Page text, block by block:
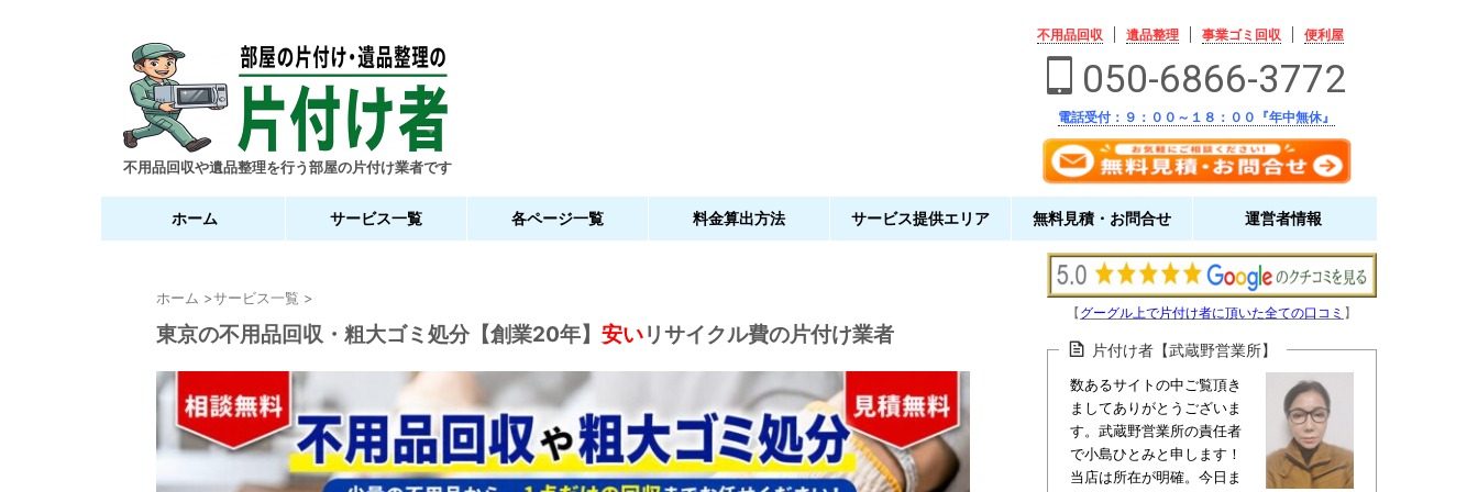
不用品回収や遺品整理を行う部屋の片付け業者です
不用品回収 遺品整理 事業ゴミ回収 便利屋
050-6866-3772
電話受付：９：００～１８：００『年中無休』
ホーム サービス一覧 各ページ一覧 料金算出方法 サービス提供エリア 無料見積・お問合せ 運営者情報
ホーム >サービス一覧 >
東京の不用品回収・粗大ゴミ処分【創業20年】 安いリサイクル費の片付け業者
【グーグル上で片付け者に頂いた全ての口コミ 】
片付け者【武蔵野営業所】
数あるサイトの中ご覧頂き
ましてありがとうございま
す。武蔵野営業所の責任者
で小島ひとみと申します！
当店は所在が明確。今日ま